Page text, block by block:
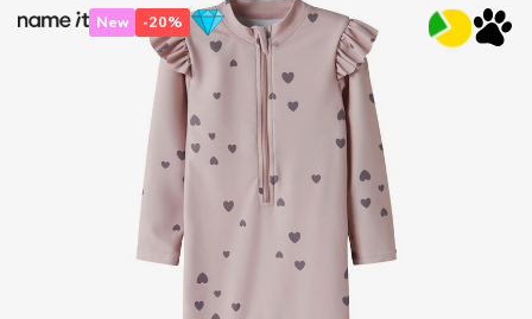
New -20%